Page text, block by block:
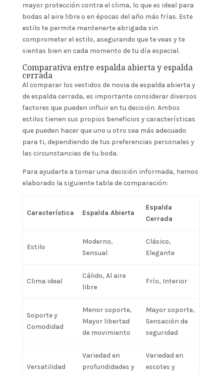
mayor protección contra el clima, lo que es ideal para
bodas al aire libre o en épocas del año más frías. Este
estilo te permite mantenerte abrigada sin
comprometer el estilo, asegurando que te veas y te
sientas bien en cada momento de tu día especial.
Comparativa entre espalda abierta y espalda
cerrada
Al comparar los vestidos de novia de espalda abierta y
de espalda cerrada, es importante considerar diversos
factores que pueden influir en tu decisión. Ambos
estilos tienen sus propios beneficios y características
que pueden hacer que uno u otro sea más adecuado
para ti, dependiendo de tus preferencias personales y
las circunstancias de tu boda.
Para ayudarte a tomar una decisión informada, hemos
elaborado la siguiente tabla de comparación:
Característica Espalda Abierta
Espalda
Cerrada
Estilo
Moderno,
Sensual
Clásico,
Elegante
Clima ideal
Cálido, Al aire
libre
Frío, Interior
Soporte y
Comodidad
Menor soporte,
Mayor libertad
de movimiento
Mayor soporte,
Sensación de
seguridad
Versatilidad
Variedad en
profundidades y
Variedad en
escotes y